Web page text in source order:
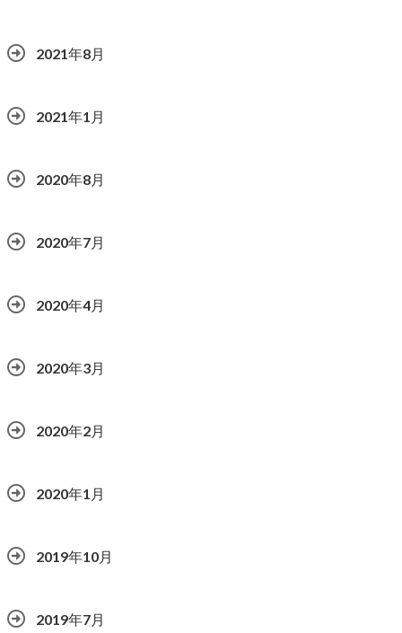
2021年8月
2021年1月
2020年8月
2020年7月
2020年4月
2020年3月
2020年2月
2020年1月
2019年10月
2019年7月